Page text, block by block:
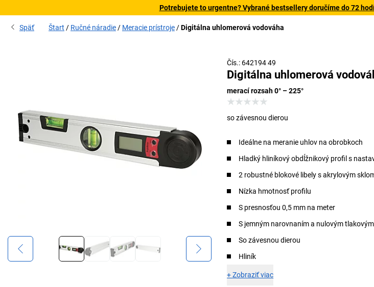
Potrebujete to urgentne? Vybrané bestsellery doručíme do 72
Späť Štart Ručné náradie Meracie prístroje Digitálna uhlomerová vodováha
Čís.: 642194 49
Digitálna uhlomerová
merací rozsah 0° – 225°
so závesnou dierou
Ideálne na meranie uhlov na obrobkoch
Hladký hliníkový obdĺžnikový profil s
2 robustné blokové libely s akrylovým
Nízka hmotnosť profilu
S presnosťou 0,5 mm na meter
S jemným narovnaním a nulovým
So závesnou dierou
Hliník
+Zobraziť viac